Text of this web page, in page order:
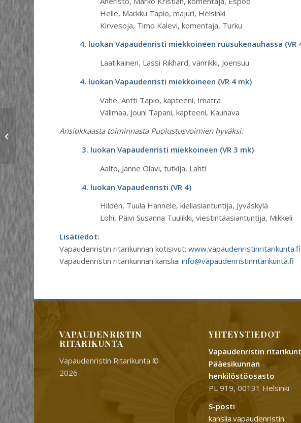
Helle, Markku Tapio, majuri, Helsinki
Kirvesoja, Timo Kalevi, komentaja, Turku
4. luokan Vapaudenristi miekkoineen ruusukenauhassa (VR
Laatikainen, Lassi Rikhard, vänrikki, Joensuu
4. luokan Vapaudenristi miekkoineen (VR 4 mk)
Vahe, Antti Tapio, kapteeni, Imatra
Välimaa, Jouni Tapani, kapteeni, Kauhava
Ansiokkaasta toiminnasta Puolustusvoimien hyväksi:
3. luokan Vapaudenristi miekkoineen (VR 3 mk)
Aalto, Janne Olavi, tutkija, Lahti
4. luokan Vapaudenristi (VR 4)
Hildén, Tuula Hannele, kieliasiantuntija, Jyväskylä
Lohi, Päivi Susanna Tuulikki, viestintäasiantuntija, Mikkeli
Lisätiedot:
Vapaudenristin ritarikunnan kotisivut:www.vapaudenristinritarikunta.fi
Vapaudenristin ritarikunnan kanslia:info@vapaudenristinritarikunta.fi
VAPAUDENRISTIN
RITARIKUNTA
Vapaudenristin Ritarikunta ©
2026
YHTEYSTIEDOT
Vapaudenristin
Pääesikunnan
henkilöstöosasto
PL 919, 00131 Helsinki
S-posti
kanslia.vapaudenristin
lippujuhlan päivänä